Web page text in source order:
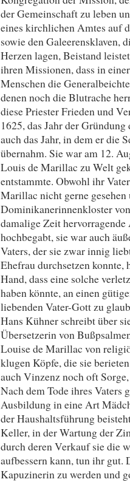
der Gemeinschaft zu leben
eines kirchlichen Amtes auf
sowie den Galeerensklaven,
Herzen lagen, Beistand
ihren Missionen, dass in
Menschen die
denen noch die Blutrache
diese Priester Frieden und
1625, das Jahr der
auch das Jahr, in dem er die
übernahm. Sie war am 12.
Louis de Marillac zu Welt
entstammte. Obwohl ihr
Marillac nicht gerne
Dominikanerinnenkloster
damalige Zeit
hochbegabt, sie war auch
Vaters, der sie zwar innig
Ehefrau durchsetzen konnte,
Hand, dass eine solche
haben könnte, an einen
liebenden Vater-Gott zu
Hans Kühner schreibt über
Übersetzerin von
Louise de Marillac von
klugen Köpfe, die sie
auch Vinzenz noch oft
Nach dem Tode ihres
Ausbildung in eine Art
der Haushaltsführung
Keller, in der Wartung der
durch deren Verkauf sie die
aufbessern kann, tun ihr gut.
Kapuzinerin zu werden und